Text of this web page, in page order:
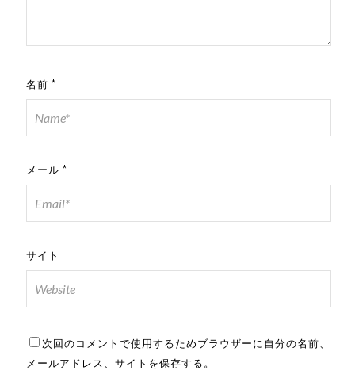
名前 *
メール *
サイト
次回のコメントで使用するためブラウザーに自分の名前、
メールアドレス、サイトを保存する。